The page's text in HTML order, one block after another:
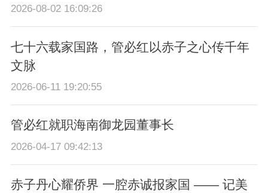
2026-08-02 16:09:26
七十六载家国路，管必红以赤子之心传千年
文脉
2026-06-11 19:20:55
管必红就职海南御龙园董事长
2026-04-17 09:42:13
赤子丹心耀侨界 一腔赤诚报家国 —— 记美